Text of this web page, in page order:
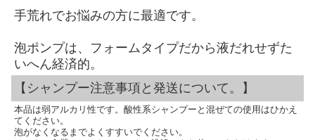
手荒れでお悩みの方に最適です。
泡ポンプは、フォームタイプだから液だれせずた
いへん経済的。
【シャンプー注意事項と発送について。】
本品は弱アルカリ性です。酸性系シャンプーと混ぜての使用はひかえ
てください。
泡がなくなるまでよくすすいでください。